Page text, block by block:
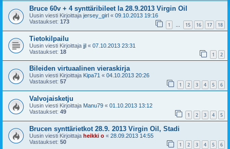
Bruce 60v + 4 synttäribileet la 28.9.2013 Virgin Oil
Uusin viesti Kirjoittaja jersey_girl « 09.10.2013 19:16
Vastaukset: 173 1 … 15 16 17 18
Tietokilpailu
Uusin viesti Kirjoittaja jjl « 07.10.2013 23:31
Vastaukset: 18 1 2
Bileiden virtuaalinen vieraskirja
Uusin viesti Kirjoittaja Kipa71 « 04.10.2013 20:26
Vastaukset: 57 1 2 3 4 5 6
Valvojaisketju
Uusin viesti Kirjoittaja Manu79 « 01.10.2013 13:12
Vastaukset: 49 1 2 3 4 5
Brucen synttärietkot 28.9. 2013 Virgin Oil, Stadi
Uusin viesti Kirjoittaja heikki o « 28.09.2013 14:55
Vastaukset: 50 1 2 3 4 5 6